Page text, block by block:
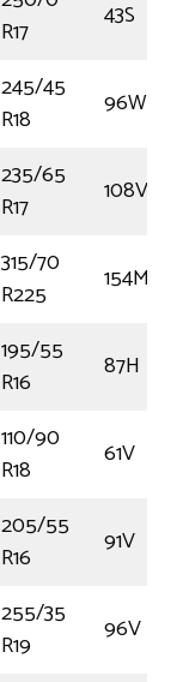
R17
43S
245/45
R18
96W
235/65
R17
108V
315/70
R225
154M
195/55
R16
87H
110/90
R18
61V
205/55
R16
91V
255/35
R19
96V